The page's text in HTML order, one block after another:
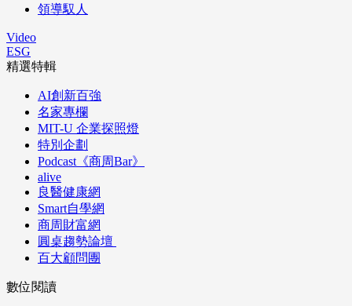
領導馭人
Video
ESG
精選特輯
AI創新百強
名家專欄
MIT-U 企業探照燈
特別企劃
Podcast《商周Bar》
alive
良醫健康網
Smart自學網
商周財富網
圓桌趨勢論壇
百大顧問團
數位閱讀